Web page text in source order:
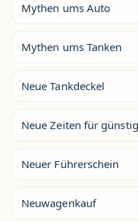
Mythen ums Auto
Mythen ums Tanken
Neue Tankdeckel
Neue Zeiten für
Neuer Führerschein
Neuwagenkauf